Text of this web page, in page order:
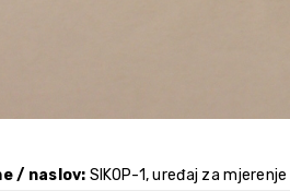
/ naslov SIKOP-1, uređaj za